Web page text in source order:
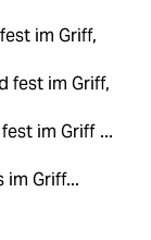
im Griff,
fest im Griff,
im Griff ...
im Griff...